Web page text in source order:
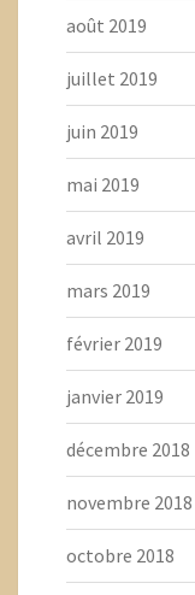
août 2019
juillet 2019
juin 2019
mai 2019
avril 2019
mars 2019
février 2019
janvier 2019
décembre 2018
novembre 2018
octobre 2018